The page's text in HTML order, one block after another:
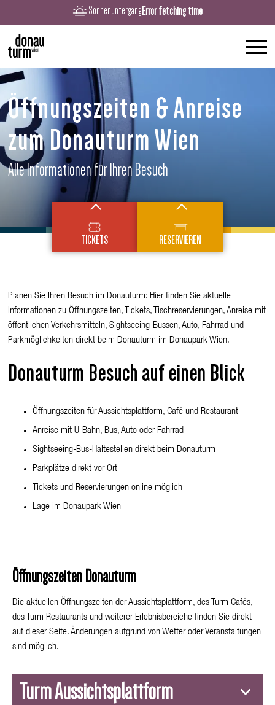
SonnenuntergangError fetching time
Öffnungszeiten & Anreise
zum Donauturm Wien
Alle Informationen für Ihren Besuch
TICKETS
Einzeltickets
Jahrestickets
Gruppentickets
Schule & Kita
RESERVIEREN
turmRestaurant
brunchCafé
Planen Sie Ihren Besuch imDonauturm: Hier finden Sie aktuelle
Informationen zu Öffnungszeiten, Tickets, Tischreservierungen, Anreise mit
öffentlichen Verkehrsmitteln, Sightseeing-Bussen, Auto, Fahrrad und
Parkmöglichkeiten direkt beim Donauturm im Donaupark Wien.
Donauturm Besuch auf einen Blick
Öffnungszeiten für Aussichtsplattform, Café und Restaurant
Anreise mit U-Bahn, Bus, Auto oder Fahrrad
Sightseeing-Bus-Haltestellen direkt beim Donauturm
Parkplätze direkt vor Ort
Tickets und Reservierungen online möglich
Lage im Donaupark Wien
Öffnungszeiten Donauturm
Die aktuellen Öffnungszeiten der Aussichtsplattform, des Turm Cafés,
des Turm Restaurants und weiterer Erlebnisbereiche finden Sie direkt
auf dieser Seite. Änderungen aufgrund von Wetter oder Veranstaltungen
sind möglich.
Turm Aussichtsplattform